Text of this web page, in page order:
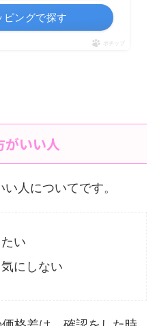
ングで探す
ポチップ
がいい人
人についてです。
い
にしない